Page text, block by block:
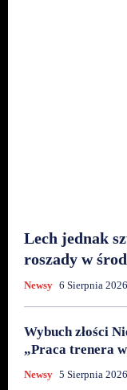
Lech jednak
roszady w
Newsy 6 Sierpnia 2026
Wybuch złości
„Praca trenera
Newsy 5 Sierpnia 2026